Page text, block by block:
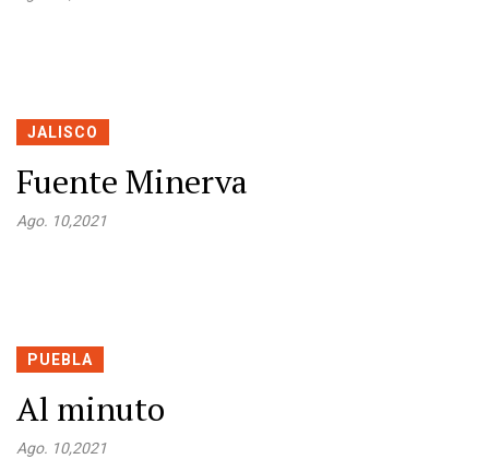
JALISCO
Fuente Minerva
Ago. 10,2021
PUEBLA
Al minuto
Ago. 10,2021